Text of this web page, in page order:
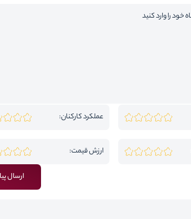
عملکرد کارکنان:
ارزش قیمت:
ارسال